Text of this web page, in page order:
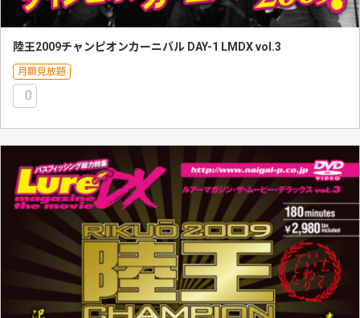
陸王2009チャンピオンカーニバル DAY-1 LMDX vol.3
月額見放題
0